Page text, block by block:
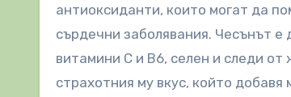
антиоксиданти, които могат да
сърдечни заболявания. Чесънът
витамини С и В6, селен и следи
страхотния му вкус, който